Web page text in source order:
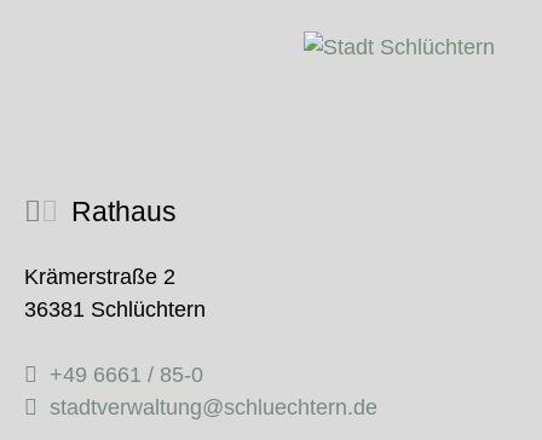
Rathaus
Krämerstraße 2
36381 Schlüchtern
+49 6661 / 85-0
stadtverwaltung@schluechtern.de